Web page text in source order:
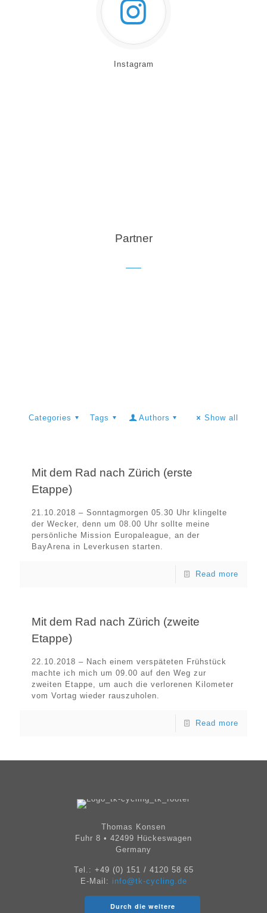
Instagram
Partner
Categories Tags Authors Show all
Mit dem Rad nach Zürich (erste
Etappe)
21.10.2018 – Sonntagmorgen 05.30 Uhr klingelte
der Wecker, denn um 08.00 Uhr sollte meine
persönliche Mission Europaleague, an der
BayArena in Leverkusen starten.
Read more
Mit dem Rad nach Zürich (zweite
Etappe)
22.10.2018 – Nach einem verspäteten Frühstück
machte ich mich um 09.00 auf den Weg zur
zweiten Etappe, um auch die verlorenen Kilometer
vom Vortag wieder rauszuholen.
Read more
Thomas Konsen
Fuhr 8 • 42499 Hückeswagen
Germany
Tel.: +49 (0) 151 / 4120 58 65
E-Mail: info@tk-cycling.de
Durch die weitere